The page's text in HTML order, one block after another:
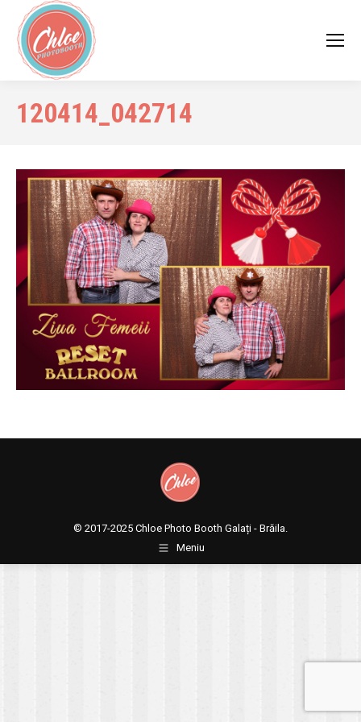
120414_042714
© 2017-2025 Chloe Photo Booth Galați - Brăila.
Meniu